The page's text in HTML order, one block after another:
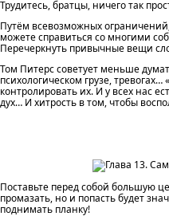
Трудитесь, братцы, ничего так
Путём всевозможных
можете справиться со многими
Перечеркнуть привычные вещи
Том Питерс советует меньше
психологическом грузе,
контролировать их. И у всех нас
дух… И хитрость в том, чтобы
Поставьте перед собой большую
промазать, но и попасть будет
поднимать планку!